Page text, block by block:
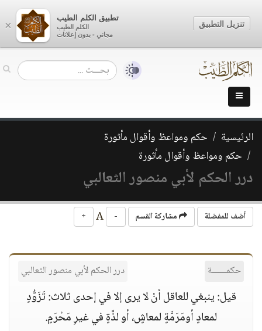
الرئيسية
حكم ومواعظ وأقوال مأثورة
حكم ومواعظ وأقوال مأثورة
درر الحكم لأبي منصور الثعالبي
أضف للمفضلة مشاركة القسم -
+
حكمــــــة درر الحكم لأبي منصور الثعالبي
قيل: ينبغي للعاقل أنْ لا يرى إلا في إحدى ثلاث: تَزَوُّدٍ
لمعادٍ أومَرَمَّةٍ لمعاشٍ، أو لذَّةٍ في غيرِ مَحْرَمٍ.
×
تطبيق الكلم الطيب
الكلم الطيب
مجاني - بدون إعلانات
تنزيل التطبيق